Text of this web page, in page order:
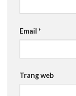
Email *
Trang web